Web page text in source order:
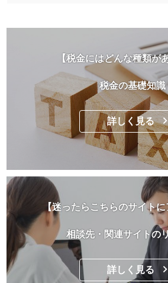
【税金にはどんな種類が
税金の基礎知識
詳しく見る
【迷ったらこちらのサイトに
相談先・関連サイトの
詳しく見る